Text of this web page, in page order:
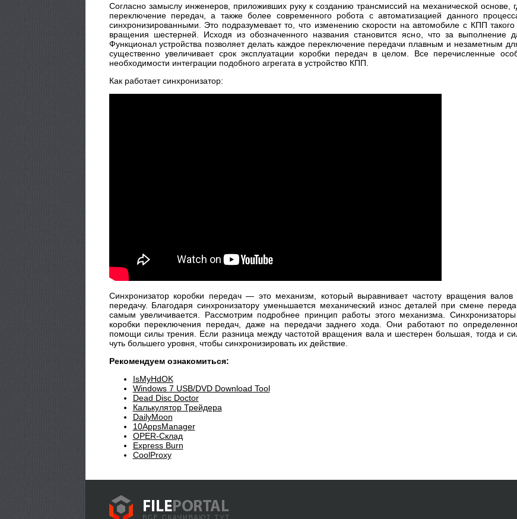
Согласно замыслу инженеров, приложивших руку к созданию трансмиссий на механической основе,
переключение передач, а также более современного робота с автоматизацией данного
синхронизированными. Это подразумевает то, что изменению скорости на автомобиле с КПП
вращения шестерней. Исходя из обозначенного названия становится ясно, что за выполнение
Функционал устройства позволяет делать каждое переключение передачи плавным и незаметным
существенно увеличивает срок эксплуатации коробки передач в целом. Все перечисленные
необходимости интеграции подобного агрегата в устройство КПП.
Как работает синхронизатор:
Синхронизатор коробки передач — это механизм, который выравнивает частоту вращения
передачу. Благодаря синхронизатору уменьшается механический износ деталей при смене
самым увеличивается. Рассмотрим подробнее принцип работы этого механизма.
коробки переключения передач, даже на передачи заднего хода. Они работают по
помощи силы трения. Если разница между частотой вращения вала и шестерен большая, тогда и
чуть большего уровня, чтобы синхронизировать их действие.
Рекомендуем ознакомиться:
IsMyHdOK
Windows 7 USB/DVD Download Tool
Dead Disc Doctor
Калькулятор Трейдера
DailyMoon
10AppsManager
OPER-Склад
Express Burn
CoolProxy